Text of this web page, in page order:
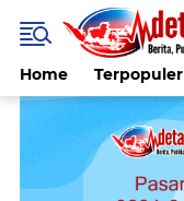
Home Terpopuler